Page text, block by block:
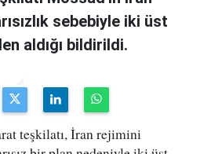
sebebiyle iki üst
aldığı bildirildi.
teşkilatı, İran rejimini